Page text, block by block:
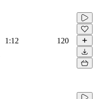
1:12 120